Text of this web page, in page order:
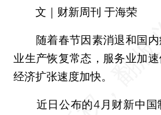
文｜财新周刊 于海荣
随着春节因素消退和国内
业生产恢复常态，服务业加
经济扩张速度加快。
近日公布的4月财新中国